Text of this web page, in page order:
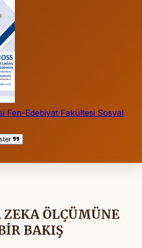
Fen-Edebiyat Fakültesi Sosyal
ÖLÇÜMÜNE
BAKIŞ